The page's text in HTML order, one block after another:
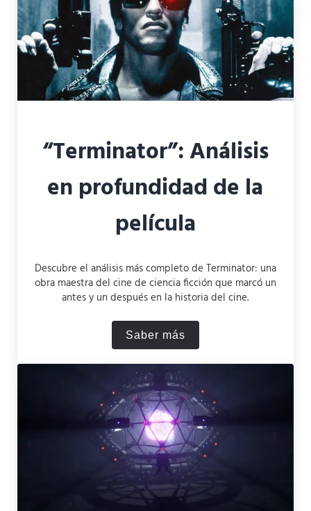
“Terminator”: Análisis
en profundidad de la
película
Descubre el análisis más completo de Terminator: una
obra maestra del cine de ciencia ficción que marcó un
antes y un después en la historia del cine.
Saber más“Terminator”: Análisis en